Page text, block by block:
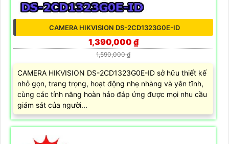
CAMERA HIKVISION DS-2CD1323G0E-ID
1,390,000 ₫
1,590,000 ₫
CAMERA HIKVISION DS-2CD1323G0E-ID sở hữu thiết kế
nhỏ gọn, trang trọng, hoạt động nhẹ nhàng và yên tĩnh,
cùng các tính năng hoàn hảo đáp ứng được mọi nhu cầu
giám sát của người...